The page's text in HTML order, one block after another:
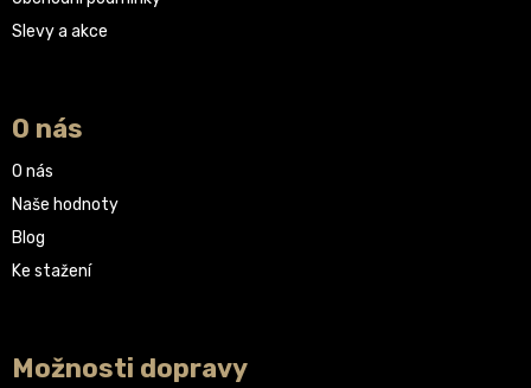
Slevy a akce
O nás
O nás
Naše hodnoty
Blog
Ke stažení
Možnosti dopravy